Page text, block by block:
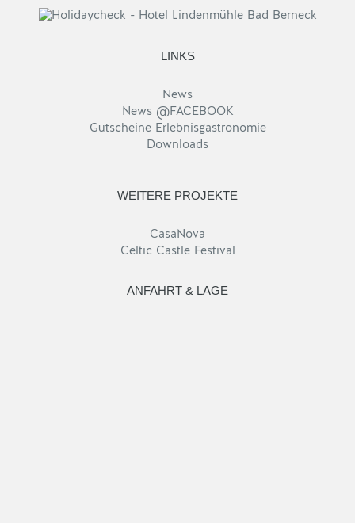
LINKS
News
News @FACEBOOK
Gutscheine Erlebnisgastronomie
Downloads
WEITERE PROJEKTE
CasaNova
Celtic Castle Festival
ANFAHRT & LAGE